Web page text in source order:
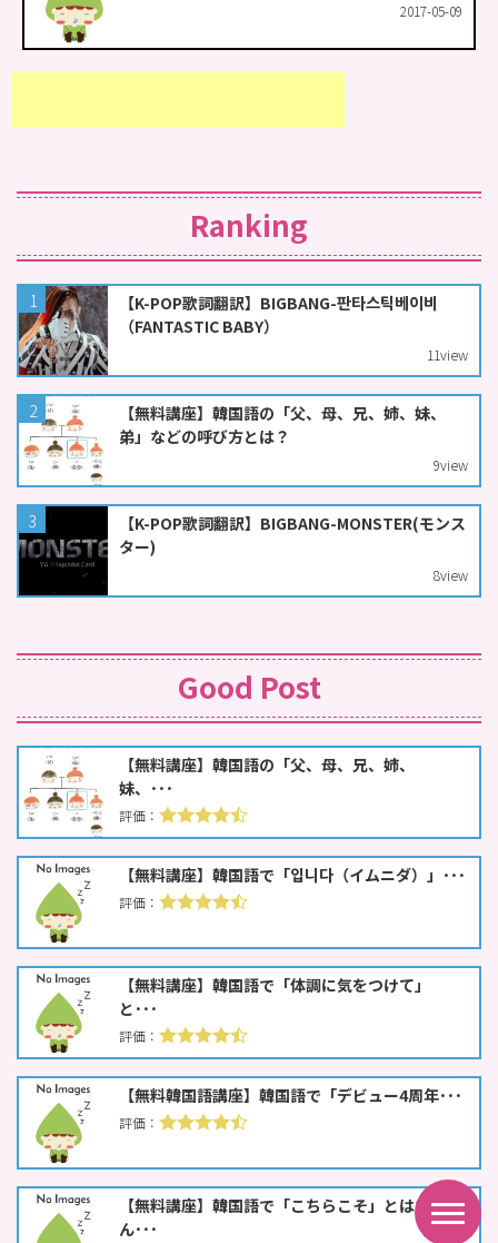
2017-05-09
Ranking
【K-POP歌詞翻訳】BIGBANG-판타스틱베이비
（FANTASTIC BABY）
11view
【無料講座】韓国語の「父、母、兄、姉、妹、
弟」などの呼び方とは？
9view
【K-POP歌詞翻訳】BIGBANG-MONSTER(モンス
ター)
8view
Good Post
【無料講座】韓国語の「父、母、兄、姉、
妹、･･･
【無料講座】韓国語で「입니다（イムニダ）」･･･
【無料講座】韓国語で「体調に気をつけて」
と･･･
【無料韓国語講座】韓国語で「デビュー4周年･･･
【無料講座】韓国語で「こちらこそ」とはな
ん･･･